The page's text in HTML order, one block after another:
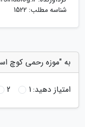
شناسه مطلب: 1522
به "موزه رحمی کوچ
امتیاز دهید:1
2